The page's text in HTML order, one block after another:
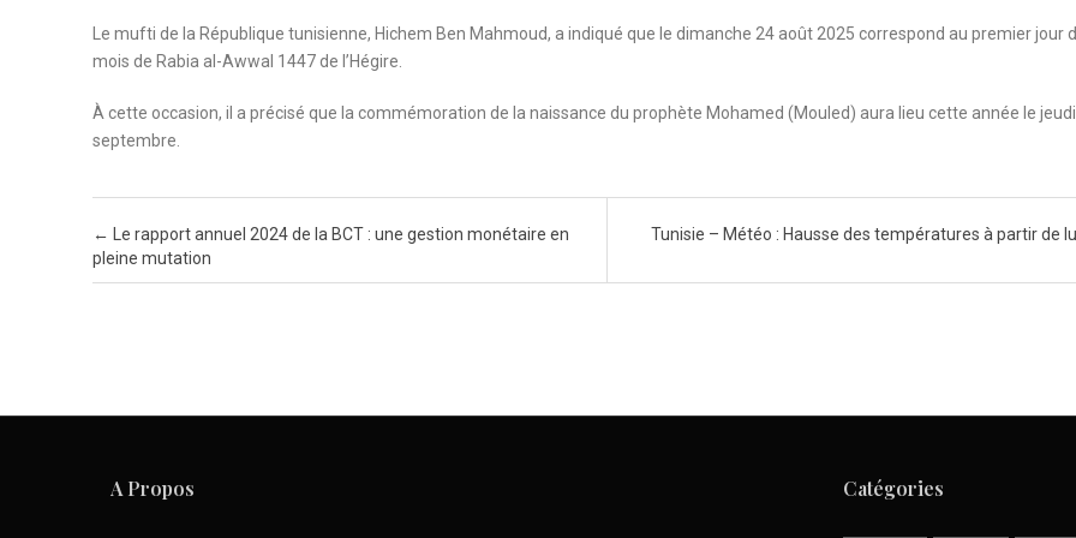
Le mufti de la République tunisienne, Hichem Ben Mahmoud, a indiqué que le dimanche 24 août 2025 correspond au premier jour
mois de Rabia al-Awwal 1447 de l’Hégire.
À cette occasion, il a précisé que la commémoration de la naissance du prophète Mohamed (Mouled) aura lieu cette année le
septembre.
Post navigation
←
Le rapport annuel 2024 de la BCT : une gestion monétaire en
pleine mutation
Tunisie – Météo : Hausse des températures à partir de
A Propos Catégories